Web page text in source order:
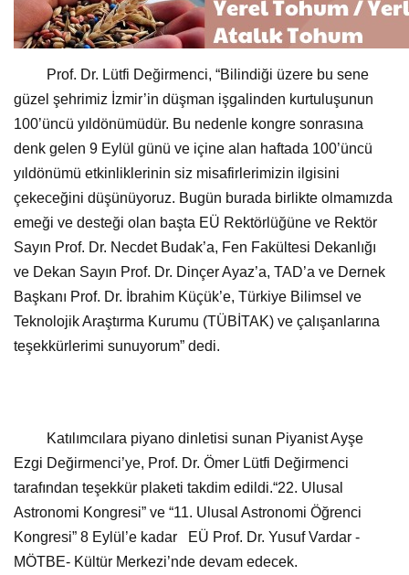
Prof. Dr. Lütfi Değirmenci, “Bilindiği üzere bu sene
güzel şehrimiz İzmir’in düşman işgalinden kurtuluşunun
100’üncü yıldönümüdür. Bu nedenle kongre sonrasına
denk gelen 9 Eylül günü ve içine alan haftada 100’üncü
yıldönümü etkinliklerinin siz misafirlerimizin ilgisini
çekeceğini düşünüyoruz. Bugün burada birlikte olmamızda
emeği ve desteği olan başta EÜ Rektörlüğüne ve Rektör
Sayın Prof. Dr. Necdet Budak’a, Fen Fakültesi Dekanlığı
ve Dekan Sayın Prof. Dr. Dinçer Ayaz’a, TAD’a ve Dernek
Başkanı Prof. Dr. İbrahim Küçük’e, Türkiye Bilimsel ve
Teknolojik Araştırma Kurumu (TÜBİTAK) ve çalışanlarına
teşekkürlerimi sunuyorum” dedi.
Katılımcılara piyano dinletisi sunan Piyanist Ayşe
Ezgi Değirmenci’ye, Prof. Dr. Ömer Lütfi Değirmenci
tarafından teşekkür plaketi takdim edildi.“22. Ulusal
Astronomi Kongresi” ve “11. Ulusal Astronomi Öğrenci
Kongresi” 8 Eylül’e kadar EÜ Prof. Dr. Yusuf Vardar -
MÖTBE- Kültür Merkezi’nde devam edecek.